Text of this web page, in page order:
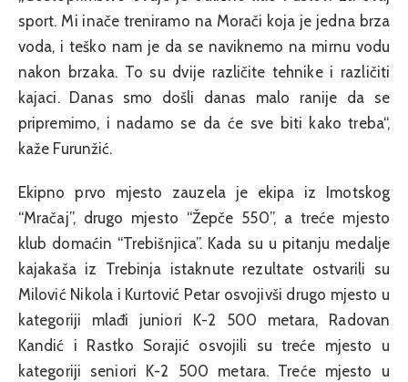
sport. Mi inače treniramo na Morači koja je jedna brza
voda, i teško nam je da se naviknemo na mirnu vodu
nakon brzaka. To su dvije različite tehnike i različiti
kajaci. Danas smo došli danas malo ranije da se
pripremimo, i nadamo se da će sve biti kako treba“,
kaže Furunžić.
Ekipno prvo mjesto zauzela je ekipa iz Imotskog
“Mračaj”, drugo mjesto “Žepče 550”, a treće mjesto
klub domaćin “Trebišnjica”. Kada su u pitanju medalje
kajakaša iz Trebinja istaknute rezultate ostvarili su
Milović Nikola i Kurtović Petar osvojivši drugo mjesto u
kategoriji mlađi juniori K-2 500 metara, Radovan
Kandić i Rastko Sorajić osvojili su treće mjesto u
kategoriji seniori K-2 500 metara. Treće mjesto u